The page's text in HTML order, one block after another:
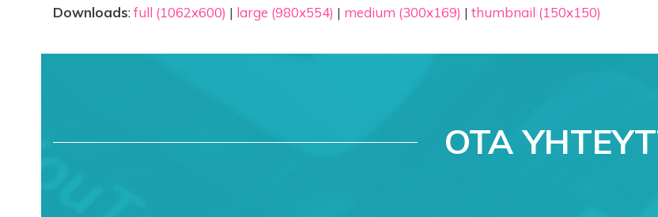
Downloads:full (1062x600) | large (980x554) | medium (300x169) |thumbnail (150x150)
OTA